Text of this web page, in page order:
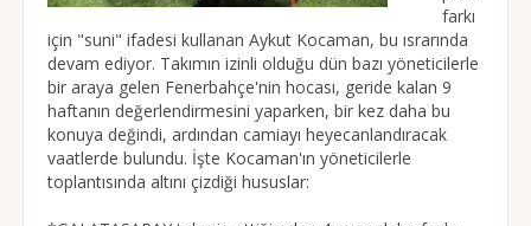
farkı
için "suni" ifadesi kullanan Aykut Kocaman, bu ısrarında
devam ediyor. Takımın izinli olduğu dün bazı yöneticilerle
bir araya gelen Fenerbahçe'nin hocası, geride kalan 9
haftanın değerlendirmesini yaparken, bir kez daha bu
konuya değindi, ardından camiayı heyecanlandıracak
vaatlerde bulundu. İşte Kocaman'ın yöneticilerle
toplantısında altını çizdiği hususlar: